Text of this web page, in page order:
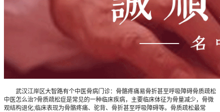
武汉江岸区大智路有个中医骨病门诊：骨骼疼痛易骨折甚至呼吸障碍骨质疏松
中医怎么治?骨质疏松症是常见的一种临床疾病，主要临床体征为骨量减少，骨微
观结构退化;临床表现为骨骼疼痛、驼背、骨折甚至呼吸障碍等。骨质疏松最常